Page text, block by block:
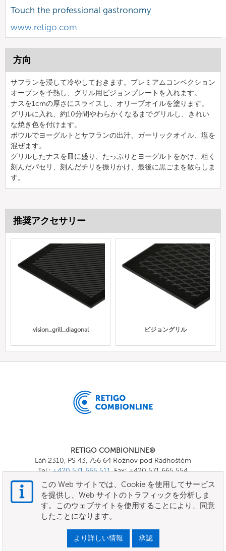
Touch the professional gastronomy
www.retigo.com
方向
サフランを浸して冷やしておきます。プレミアムコンベクション
オーブンを予熱し、グリル用ビジョンプレートを入れます。
ナスを1cmの厚さにスライスし、オリーブオイルを塗ります。
グリルに入れ、約10分間やわらかくなるまでグリルし、きれい
な焼き色を付けます。
ボウルでヨーグルトとサフランの出汁、ガーリックオイル、塩を
混ぜます。
グリルしたナスを皿に盛り、たっぷりとヨーグルトをかけ、粗く
刻んだパセリ、刻んだチリを振りかけ、最後に黒ごまを散らしま
す。
推奨アクセサリー
vision_grill_diagonal ビジョングリル
RETIGO COMBIONLINE®
Láň 2310, PS 43, 756 64 Rožnov pod Radhoštěm
Tel.:+420 571 665 511, Fax: +420 571 665 554
E-mail:info@combionline.com
OnlineMenu
規約と条件
この Web サイトでは、Cookie を使用してサービス
を提供し、Web サイトのトラフィックを分析しま
す。このウェブサイトを使用することにより、同意
したことになります。
より詳しい情報 承認